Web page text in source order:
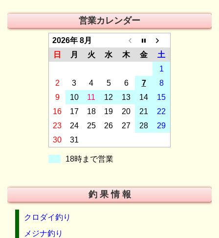
営業カレンダー
2026年 8月
日
月 火 水 木 金
土
1
2
3 4 5 6 7
8
9
10 11 12 13 14
15
16
17 18 19 20 21
22
23
24 25 26 27 28
29
30
31
18時まで営業
釣 果 情 報
クロダイ釣り
メジナ釣り